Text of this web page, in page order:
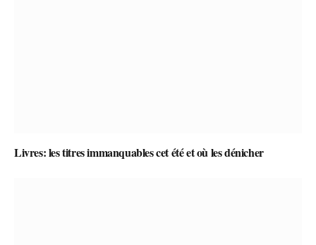
Livres: les titres immanquables cet été et où les dénicher